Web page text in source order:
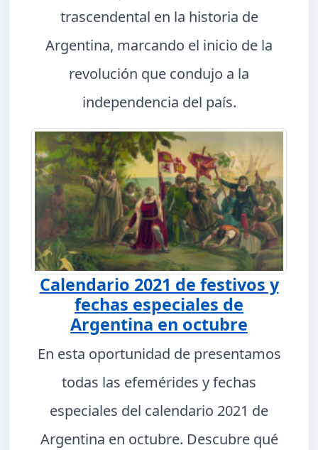
trascendental en la historia de
Argentina, marcando el inicio de la
revolución que condujo a la
independencia del país.
Calendario 2021 de festivos y
fechas especiales de
Argentina en octubre
En esta oportunidad de presentamos
todas las efemérides y fechas
especiales del calendario 2021 de
Argentina en octubre. Descubre qué